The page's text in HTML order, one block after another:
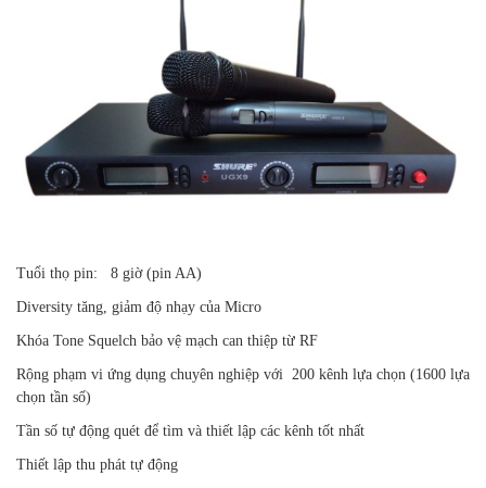
Tuổi thọ pin: 8 giờ (pin AA)
Diversity tăng, giảm độ nhạy của Micro
Khóa Tone Squelch bảo vệ mạch can thiệp từ RF
Rộng phạm vi ứng dụng chuyên nghiệp với 200 kênh lựa chọn (1600 lựa
chọn tần số)
Tần số tự động quét để tìm và thiết lập các kênh tốt nhất
Thiết lập thu phát tự động